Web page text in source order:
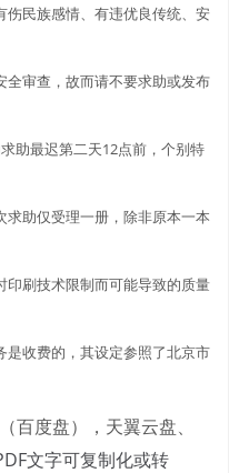
民族感情、有违优良传统、安
审查，故而请不要求助或发布
助最迟第二天12点前，个别特
助仅受理一册，除非原本一本
刷技术限制而可能导致的质量
收费的，其设定参照了北京市
百度盘），天翼云盘、
文字可复制化或转